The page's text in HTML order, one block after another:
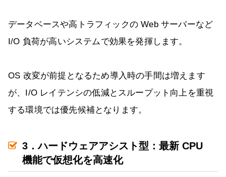
データベースや高トラフィックの Web サーバーなど
I/O 負荷が高いシステムで効果を発揮します。
OS 改変が前提となるため導入時の手間は増えます
が、I/O レイテンシの低減とスループット向上を重視
する環境では優先候補となります。
3．ハードウェアアシスト型：最新 CPU
機能で仮想化を高速化